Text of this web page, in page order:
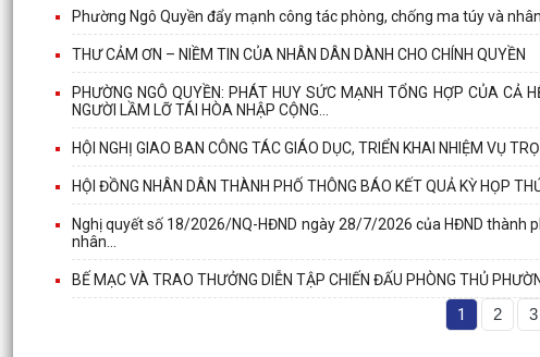
Phường Ngô Quyền đẩy mạnh công tác phòng, chống ma túy và
THƯ CẢM ƠN – NIỀM TIN CỦA NHÂN DÂN DÀNH CHO CHÍNH QUYỀN
PHƯỜNG NGÔ QUYỀN: PHÁT HUY SỨC MẠNH TỔNG HỢP CỦA CẢ
NGƯỜI LẦM LỠ TÁI HÒA NHẬP CỘNG...
HỘI NGHỊ GIAO BAN CÔNG TÁC GIÁO DỤC, TRIỂN KHAI NHIỆM VỤ
HỘI ĐỒNG NHÂN DÂN THÀNH PHỐ THÔNG BÁO KẾT QUẢ KỲ HỌP
Nghị quyết số 18/2026/NQ-HĐND ngày 28/7/2026 của HĐND thành
nhân...
BẾ MẠC VÀ TRAO THƯỞNG DIỄN TẬP CHIẾN ĐẤU PHÒNG THỦ
1 2 3